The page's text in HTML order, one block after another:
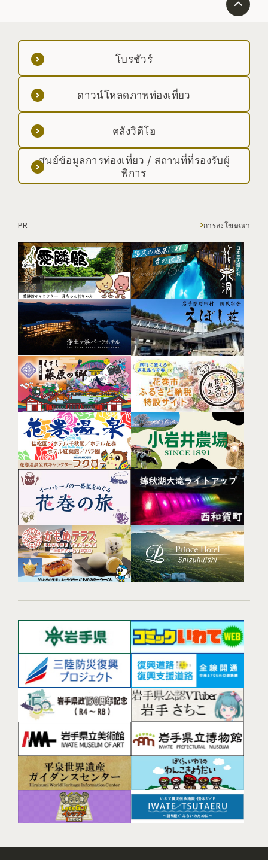
โบรชัวร์
ดาวน์โหลดภาพท่องเที่ยว
คลังวิดีโอ
ศูนย์ข้อมูลการท่องเที่ยว / สถานที่ที่รองรับผู้
พิการ
PR การลงโฆษณา